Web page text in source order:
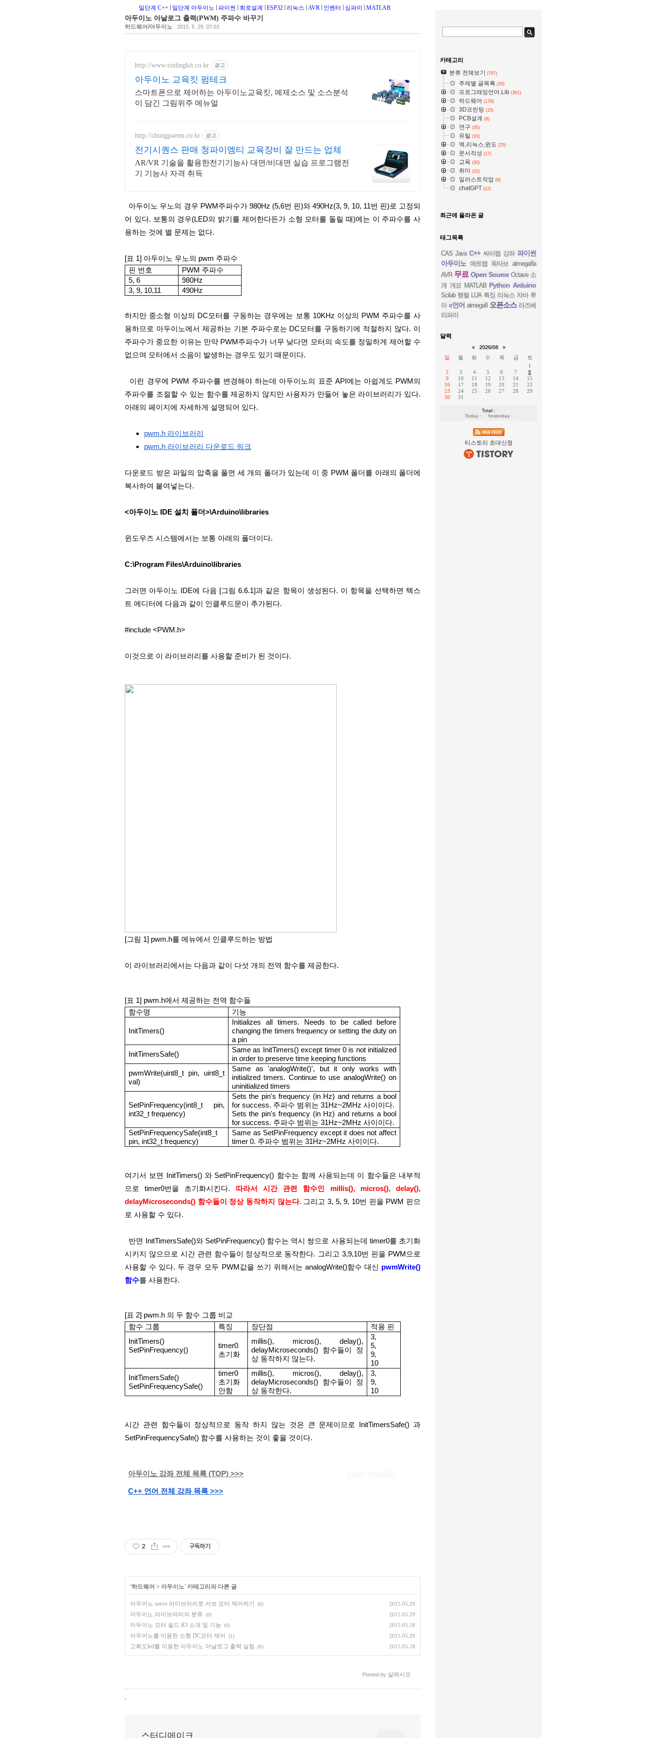
일단계 C++ 일단계 아두이노 파이썬 회로설계 ESP32 리눅스 AVR 인벤터 심파이 MATLAB
아두이노 아날로그 출력(PWM) 주파수 바꾸기
하드웨어/아두이노 2015. 5. 29. 07:03
http://www.codingkit.co.kr 광고
아두이노 교육킷 펌테크
스마트폰으로 제어하는 아두이노교육킷, 예제소스 및 소스분석
이 담긴 그림위주 메뉴얼
http://chungpaemt.co.kr 광고
전기시퀀스 판매 청파이엠티 교육장비 잘 만드는 업체
AR/VR 기술을 활용한전기기능사 대면/비대면 실습 프로그램전
기 기능사 자격 취득
어 있다. 보통의 경우(LED의 밝기를 제어한다든가 소형 모터를 돌릴 때)에는 이 주파수를 사
용하는 것에 별 문제는 없다.
[표 1] 아두이노 우노의 pwm 주파수
핀 번호
PWM 주파수
5, 6
980Hz
3, 9, 10,11
490Hz
하지만 중소형 이상의 DC모터를 구동하는 경우에는 보통 10KHz 이상의 PWM 주파수를 사
용하므로 아두이노에서 제공하는 기본 주파수로는 DC모터를 구동하기에 적절하지 않다. 이
주파수가 중요한 이유는 만약 PWM주파수가 너무 낮다면 모터의 속도를 정밀하게 제어할 수
없으며 모터에서 소음이 발생하는 경우도 있기 때문이다.
주파수를 조절할 수 있는 함수를 제공하지 않지만 사용자가 만들어 놓은 라이브러리가 있다.
아래의 페이지에 자세하게 설명되어 있다.
pwm.h 라이브러리
pwm.h 라이브러리 다운로드 링크
다운로드 받은 파일의 압축을 풀면 세 개의 폴더가 있는데 이 중 PWM 폴더를 아래의 폴더에
복사하여 붙여넣는다.
<아두이노 IDE 설치 폴더>\Arduino\libraries
윈도우즈 시스템에서는 보통 아래의 폴더이다.
C:\Program Files\Arduino\libraries
그러면 아두이노 IDE에 다음 [그림 6.6.1]과 같은 항목이 생성된다. 이 항목을 선택하면 텍스
트 에디터에 다음과 같이 인클루드문이 추가된다.
#include <PWM.h>
이것으로 이 라이브러리를 사용할 준비가 된 것이다.
[그림 1] pwm.h를 메뉴에서 인클루드하는 방법
이 라이브러리에서는 다음과 같이 다섯 개의 전역 함수를 제공한다.
[표 1] pwm.h에서 제공하는 전역 함수들
함수명
기능
InitTimers()
Initializes all timers. Needs to be called before
changing the timers frequency or setting the duty on
a pin
InitTimersSafe()
Same as InitTimers() except timer 0 is not initialized
in order to preserve time keeping functions
pwmWrite(uint8_t pin, uint8_t
val)
Same as 'analogWrite()', but it only works with
initialized timers. Continue to use analogWrite() on
uninitialized timers
SetPinFrequency(int8_t pin,
int32_t frequency)
Sets the pin's frequency (in Hz) and returns a bool
for success. 주파수 범위는 31Hz~2MHz 사이이다.
Sets the pin's frequency (in Hz) and returns a bool
for success. 주파수 범위는 31Hz~2MHz 사이이다.
SetPinFrequencySafe(int8_t
pin, int32_t frequency)
Same as SetPinFrequency except it does not affect
timer 0. 주파수 범위는 31Hz~2MHz 사이이다.
여기서 보면 InitTimers() 와 SetPinFrequency() 함수는 함께 사용되는데 이 함수들은 내부적
으로 timer0번을 초기화시킨다. 따라서 시간 관련 함수인 millis(), micros(), delay(),
delayMicroseconds() 함수들이 정상 동작하지 않는다. 그리고 3, 5, 9, 10번 핀을 PWM 핀으
로 사용할 수 있다.
시키지 않으므로 시간 관련 함수들이 정상적으로 동작한다. 그리고 3,9,10번 핀을 PWM으로
사용할 수 있다. 두 경우 모두 PWM값을 쓰기 위해서는 analogWrite()함수 대신 pwmWrite()
함수를 사용한다.
[표 2] pwm.h 의 두 함수 그룹 비교
함수 그룹
특징 장단점
적용 핀
InitTimers()
SetPinFrequency()
timer0
초기화
millis(), micros(), delay(),
delayMicroseconds() 함수들이 정
상 동작하지 않는다.
3,
5,
9,
10
InitTimersSafe()
SetPinFrequencySafe()
timer0
초기화
안함
millis(), micros(), delay(),
delayMicroseconds() 함수들이 정
상 동작한다.
3,
9,
10
시간 관련 함수들이 정상적으로 동작 하지 않는 것은 큰 문제이므로 InitTimersSafe() 과
SetPinFrequencySafe() 함수를 사용하는 것이 좋을 것이다.
아두이노 강좌 전체 목록 (TOP) >>>
C++ 언어 전체 강좌 목록 >>>
2 구독하기
'하드웨어 > 아두이노' 카테고리의 다른 글
아두이노 servo 라이브러리로 서보 모터 제어하기 (0) 2015.05.29
아두이노 라이브러리의 분류 (0) 2015.05.29
아두이노 모터 쉴드 R3 소개 및 기능 (0) 2015.05.28
아두이노를 이용한 소형 DC모터 제어 (1) 2015.05.28
고휘도led를 이용한 아두이노 아날로그 출력 실험 (0) 2015.05.28
Posted by 살레시오
,
스터디메이크
카테고리
분류 전체보기 (797)
주제별 글목록 (35)
프로그래밍언어.Lib (361)
하드웨어 (178)
3D프린팅 (15)
PCB설계 (8)
연구 (35)
유틸 (10)
맥,리눅스,윈도 (25)
문서작성 (17)
교육 (30)
취미 (10)
일러스트작업 (6)
chatGPT (12)
최근에 올라온 글
태그목록
CAS Java C++ 싸이랩 강좌 파이썬
아두이노 매트랩 옥타브
atmega8a
AVR 무료 Open Source Octave 소
개 개요 MATLAB Python Arduino
Scilab 행렬 LUA 특징 리눅스 자바 루
아 c언어 atmega8 오픈소스 라즈베
리파이
달력
« 2026/08
»
일
월 화 수 목 금
토
1
2
3 4 5 6 7
8
9
10 11 12 13 14
15
16
17 18 19 20 21
22
23
24 25 26 27 28
29
30
31
Total :
Today :
Yesterday :
티스토리 초대신청